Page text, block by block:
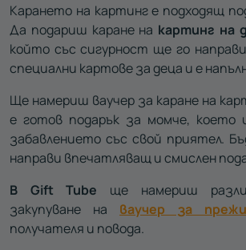
Карането на картинг е подходящ
Да подариш каране на картинг на
който със сигурност ще го
специални картове за деца и е
Ще намериш ваучер за каране на
е готов подарък за момче, което
забавлението със свой приятел.
направи впечатляващ и смислен
В Gift Tube ще намериш
закупуване на
ваучер за
получателя и повода.